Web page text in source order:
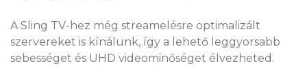
A Sling TV-hez még streamelésre optimalizált
szervereket is kínálunk, így a lehető leggyorsabb
sebességet és UHD videominőséget élvezheted.